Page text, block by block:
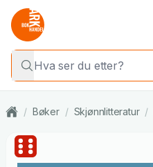
/ Bøker / Skjønnlitteratur /